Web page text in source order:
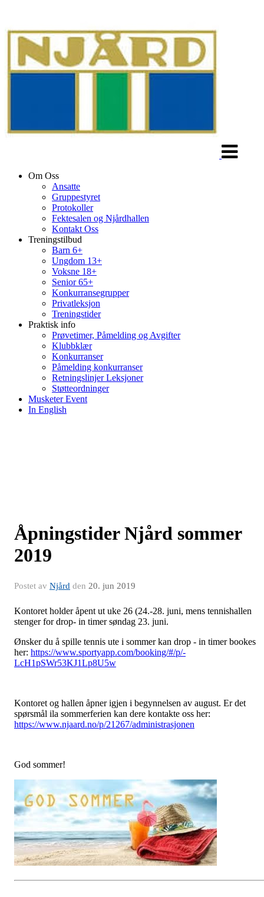
Om Oss
Ansatte
Gruppestyret
Protokoller
Fektesalen og Njårdhallen
Kontakt Oss
Treningstilbud
Barn 6+
Ungdom 13+
Voksne 18+
Senior 65+
Konkurransegrupper
Privatleksjon
Treningstider
Praktisk info
Prøvetimer, Påmelding og Avgifter
Klubbklær
Konkurranser
Påmelding konkurranser
Retningslinjer Leksjoner
Støtteordninger
Musketer Event
In English
Åpningstider Njård sommer
2019
Postet av Njård den 20. jun 2019
Kontoret holder åpent ut uke 26 (24.-28. juni, mens tennishallen
stenger for drop- in timer søndag 23. juni.
Ønsker du å spille tennis ute i sommer kan drop - in timer bookes
her: https://www.sportyapp.com/booking/#/p/-
LcH1pSWr53KJ1Lp8U5w
Kontoret og hallen åpner igjen i begynnelsen av august. Er det
spørsmål ila sommerferien kan dere kontakte oss her:
https://www.njaard.no/p/21267/administrasjonen
God sommer!